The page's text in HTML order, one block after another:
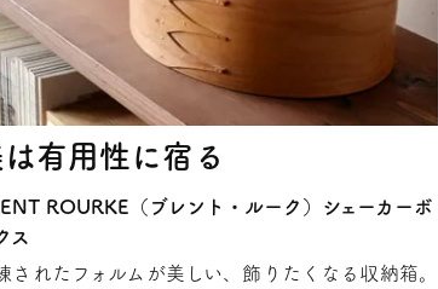
は有用性に宿る
ROURKE（ブレント・ルーク）シェーカーボ
ス
されたフォルムが美しい、飾りたくなる収納箱。